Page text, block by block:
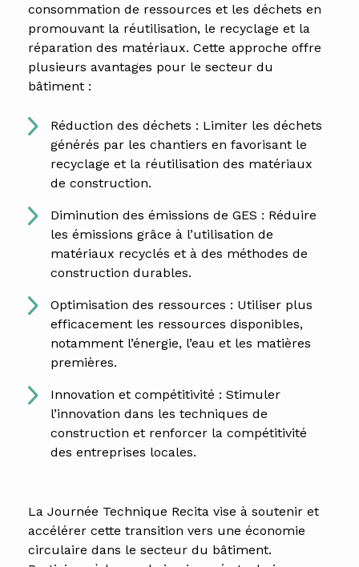
consommation de ressources et les déchets en
promouvant la réutilisation, le recyclage et la
réparation des matériaux. Cette approche offre
plusieurs avantages pour le secteur du
bâtiment :
Réduction des déchets : Limiter les déchets
générés par les chantiers en favorisant le
recyclage et la réutilisation des matériaux
de construction.
Diminution des émissions de GES : Réduire
les émissions grâce à l’utilisation de
matériaux recyclés et à des méthodes de
construction durables.
Optimisation des ressources : Utiliser plus
efficacement les ressources disponibles,
notamment l’énergie, l’eau et les matières
premières.
Innovation et compétitivité : Stimuler
l’innovation dans les techniques de
construction et renforcer la compétitivité
des entreprises locales.
La Journée Technique Recita vise à soutenir et
accélérer cette transition vers une économie
circulaire dans le secteur du bâtiment.